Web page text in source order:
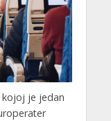
kojoj je jedan